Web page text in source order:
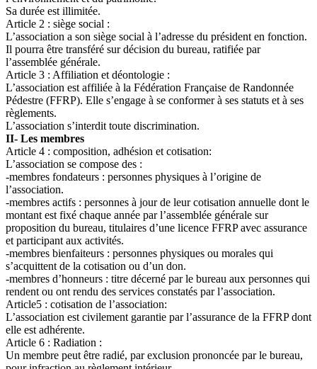
Sa durée est illimitée.
Article 2 : siège social :
L’association a son siège social à l’adresse du président en fonction.
Il pourra être transféré sur décision du bureau, ratifiée par
l’assemblée générale.
Article 3 : Affiliation et déontologie :
L’association est affiliée à la Fédération Française de Randonnée
Pédestre (FFRP). Elle s’engage à se conformer à ses statuts et à ses
règlements.
L’association s’interdit toute discrimination.
II- Les membres
Article 4 : composition, adhésion et cotisation:
L’association se compose des :
-membres fondateurs : personnes physiques à l’origine de
l’association.
-membres actifs : personnes à jour de leur cotisation annuelle dont le
montant est fixé chaque année par l’assemblée générale sur
proposition du bureau, titulaires d’une licence FFRP avec assurance
et participant aux activités.
-membres bienfaiteurs : personnes physiques ou morales qui
s’acquittent de la cotisation ou d’un don.
-membres d’honneurs : titre décerné par le bureau aux personnes qui
rendent ou ont rendu des services constatés par l’association.
Article5 : cotisation de l’association:
L’association est civilement garantie par l’assurance de la FFRP dont
elle est adhérente.
Article 6 : Radiation :
Un membre peut être radié, par exclusion prononcée par le bureau,